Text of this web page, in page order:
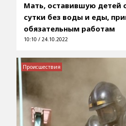
Мать, оставившую детей
сутки без воды и еды,
обязательным работам
10:10 / 24.10.2022
Происшествия